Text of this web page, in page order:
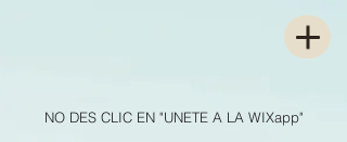
NO DES CLIC EN "UNETE A LA WIXapp"